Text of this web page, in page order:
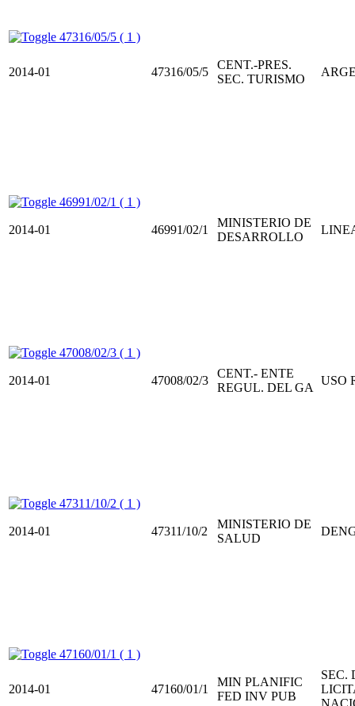
47316/05/5 ( 1 )
2014-01 47316/05/5
CENT.-PRES.
SEC. TURISMO
46991/02/1 ( 1 )
2014-01 46991/02/1
MINISTERIO DE
DESARROLLO
47008/02/3 ( 1 )
2014-01 47008/02/3
CENT.- ENTE
REGUL. DEL GA
USO
47311/10/2 ( 1 )
2014-01 47311/10/2
MINISTERIO DE
SALUD
47160/01/1 ( 1 )
2014-01 47160/01/1
MIN PLANIFIC
FED INV PUB
SEC.